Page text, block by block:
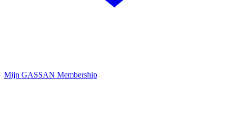
Mijn GASSAN Membership